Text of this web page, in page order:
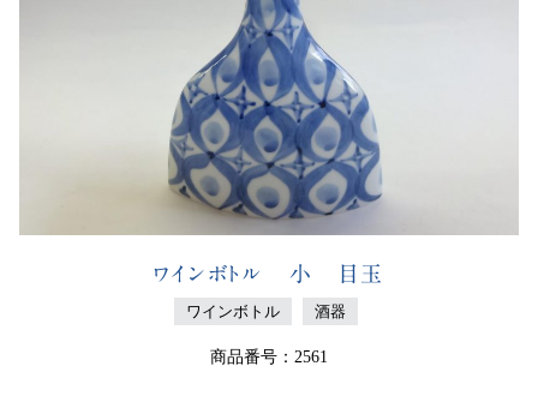
ワインボトル 小 目玉
ワインボトル 酒器
商品番号：2561